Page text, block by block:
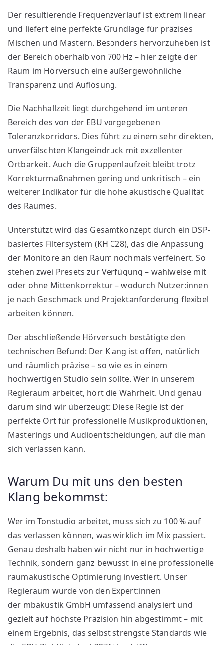
Der resultierende Frequenzverlauf ist extrem linear
und liefert eine perfekte Grundlage für präzises
Mischen und Mastern. Besonders hervorzuheben ist
der Bereich oberhalb von 700 Hz – hier zeigte der
Raum im Hörversuch eine außergewöhnliche
Transparenz und Auflösung.
Die Nachhallzeit liegt durchgehend im unteren
Bereich des von der EBU vorgegebenen
Toleranzkorridors. Dies führt zu einem sehr direkten,
unverfälschten Klangeindruck mit exzellenter
Ortbarkeit. Auch die Gruppenlaufzeit bleibt trotz
Korrekturmaßnahmen gering und unkritisch – ein
weiterer Indikator für die hohe akustische Qualität
des Raumes.
Unterstützt wird das Gesamtkonzept durch ein DSP-
basiertes Filtersystem (KH C28), das die Anpassung
der Monitore an den Raum nochmals verfeinert. So
stehen zwei Presets zur Verfügung – wahlweise mit
oder ohne Mittenkorrektur – wodurch Nutzer:innen
je nach Geschmack und Projektanforderung flexibel
arbeiten können.
Der abschließende Hörversuch bestätigte den
technischen Befund: Der Klang ist offen, natürlich
und räumlich präzise – so wie es in einem
hochwertigen Studio sein sollte. Wer in unserem
Regieraum arbeitet, hört die Wahrheit. Und genau
darum sind wir überzeugt: Diese Regie ist der
perfekte Ort für professionelle Musikproduktionen,
Masterings und Audioentscheidungen, auf die man
sich verlassen kann.
Warum Du mit uns den besten
Klang bekommst:
Wer im Tonstudio arbeitet, muss sich zu 100 % auf
das verlassen können, was wirklich im Mix passiert.
Genau deshalb haben wir nicht nur in hochwertige
Technik, sondern ganz bewusst in eine professionelle
raumakustische Optimierung investiert. Unser
Regieraum wurde von den Expert:innen
der mbakustik GmbH umfassend analysiert und
gezielt auf höchste Präzision hin abgestimmt – mit
einem Ergebnis, das selbst strengste Standards wie